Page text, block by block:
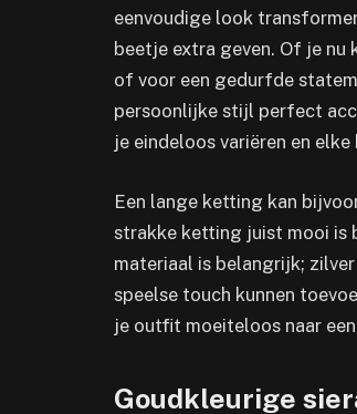
eenvoudige look
beetje extra geven. Of je
of voor een gedurfde
persoonlijke stijl perfect
je eindeloos variëren en
Een lange ketting kan
strakke ketting juist mooi is
materiaal is belangrijk;
speelse touch kunnen
je outfit moeiteloos naar
Goudkleurige